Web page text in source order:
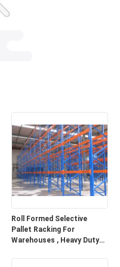
Roll Formed Selective
Pallet Racking For
Warehouses , Heavy Duty